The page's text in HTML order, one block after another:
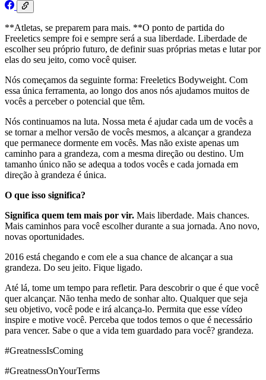
**Atletas, se preparem para mais. **O ponto de partida do
Freeletics sempre foi e sempre será a sua liberdade. Liberdade de
escolher seu próprio futuro, de definir suas próprias metas e lutar por
elas do seu jeito, como você quiser.
Nós começamos da seguinte forma: Freeletics Bodyweight. Com
essa única ferramenta, ao longo dos anos nós ajudamos muitos de
vocês a perceber o potencial que têm.
Nós continuamos na luta. Nossa meta é ajudar cada um de vocês a
se tornar a melhor versão de vocês mesmos, a alcançar a grandeza
que permanece dormente em vocês. Mas não existe apenas um
caminho para a grandeza, com a mesma direção ou destino. Um
tamanho único não se adequa a todos vocês e cada jornada em
direção à grandeza é única.
O que isso significa?
Significa quem tem mais por vir. Mais liberdade. Mais chances.
Mais caminhos para você escolher durante a sua jornada. Ano novo,
novas oportunidades.
2016 está chegando e com ele a sua chance de alcançar a sua
grandeza. Do seu jeito. Fique ligado.
Até lá, tome um tempo para refletir. Para descobrir o que é que você
quer alcançar. Não tenha medo de sonhar alto. Qualquer que seja
seu objetivo, você pode e irá alcança-lo. Permita que esse vídeo
inspire e motive você. Perceba que todos temos o que é necessário
para vencer. Sabe o que a vida tem guardado para você? grandeza.
#GreatnessIsComing
#GreatnessOnYourTerms